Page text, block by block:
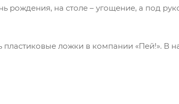
рождения, на столе – угощение, а под
пластиковые ложки в компании «Пей!». В